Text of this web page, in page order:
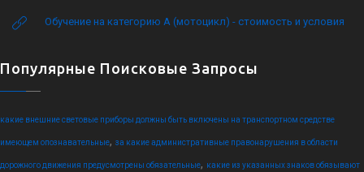
Обучение на категорию А (мотоцикл) - стоимость и условия
Популярные Поисковые Запросы
какие внешние световые приборы должны быть включены на транспортном средстве
имеющем опознавательные, за какие административные правонарушения в области
дорожного движения предусмотрены обязательные, какие из указанных знаков обязывают